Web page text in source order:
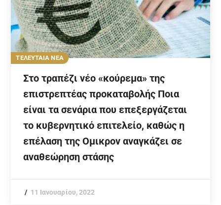
ΤΕΛΕΥΤΑΙΑ ΝΕΑ
Στο τραπέζι νέο «κούρεμα» της
επιστρεπτέας προκαταβολής Ποια
είναι τα σενάρια που επεξεργάζεται
το κυβερνητικό επιτελείο, καθώς η
επέλαση της Ομικρον αναγκάζει σε
αναθεώρηση στάσης
11 Ιανουαρίου, 2022